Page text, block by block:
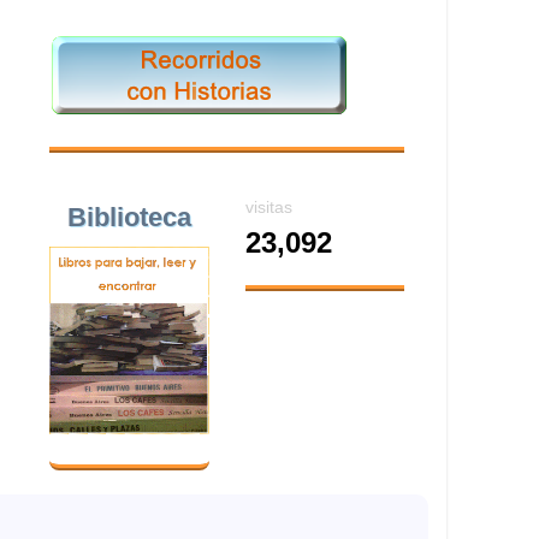
Biblioteca visitas
23,092